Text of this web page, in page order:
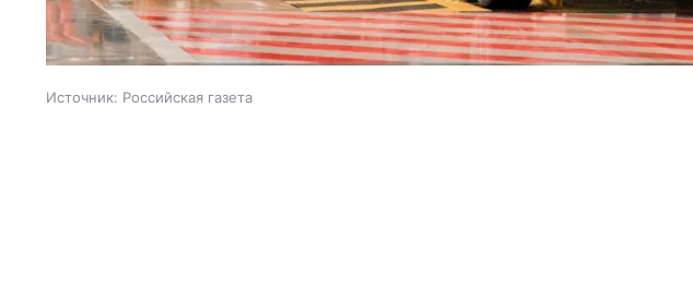
Источник: Российская газета